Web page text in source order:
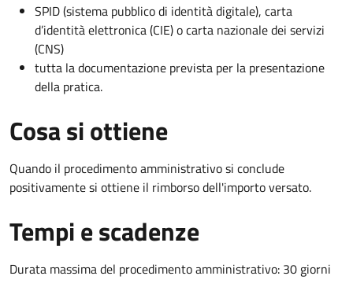
SPID (sistema pubblico di identità digitale), carta
d’identità elettronica (CIE) o carta nazionale dei servizi
(CNS)
tutta la documentazione prevista per la presentazione
della pratica.
Cosa si ottiene
Quando il procedimento amministrativo si conclude
positivamente si ottiene il rimborso dell'importo versato.
Tempi e scadenze
Durata massima del procedimento amministrativo: 30 giorni